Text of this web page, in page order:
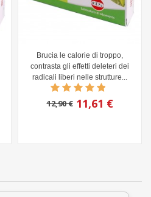
Brucia le calorie di troppo,
contrasta gli effetti deleteri dei
radicali liberi nelle strutture...
12,90 € 11,61 €